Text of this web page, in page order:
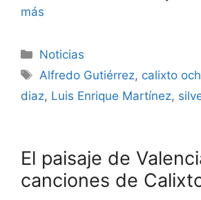
más
Noticias
Alfredo Gutiérrez, calixto
diaz, Luis Enrique Martínez,
El paisaje de
canciones de